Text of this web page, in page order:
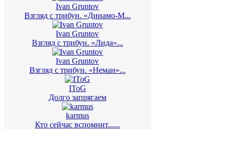
Ivan Gruntov
Взгляд с трибун. «Динамо-М...
Ivan Gruntov
Взгляд с трибун. «Лида»...
Ivan Gruntov
Взгляд с трибун. «Неман»...
IToG
Долго запрягаем
karmus
Кто сейчас вспомнит......